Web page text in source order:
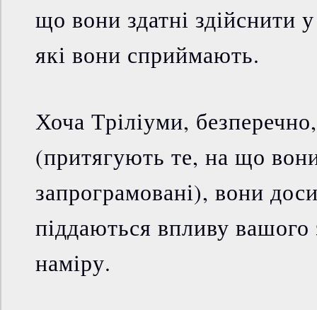
що вони здатні здійснити
які вони сприймають.
Хоча Тріліуми,
(притягують те, на що
запрограмовані), вони
піддаються впливу вашого
наміру.